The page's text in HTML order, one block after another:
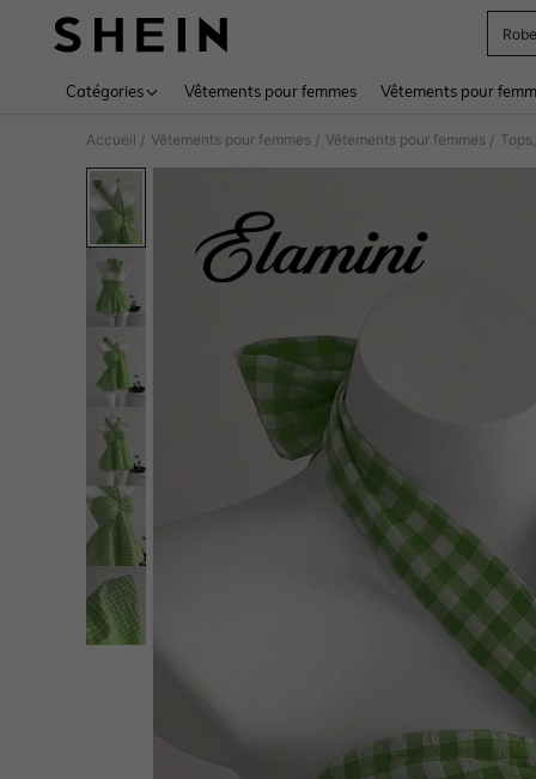
Robe
Catégories Vêtements pour femmes Vêtements pour
Accueil / Vêtements pour femmes / Vêtements pour femmes /